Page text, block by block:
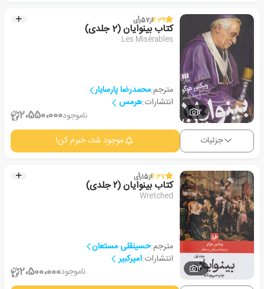
2
4.39از57رأی
کتاب بینوایان (2 جلدی)
Les Misérables
مترجم:محمدرضا پارسایار
انتشارات:هرمس
ناموجود2،550،000
جزئیات موجود شد، خبرم کن!
2
4.37از15رأی
کتاب بینوایان (۲ جلدی)
Wretched
مترجم:حسینقلی مستعان
انتشارات:امیرکبیر
ناموجود2،500،000